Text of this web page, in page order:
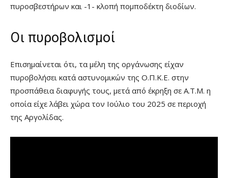
πυροσβεστήρων και -1- κλοπή πομποδέκτη διοδίων.
Οι πυροβολισμοί
Επισημαίνεται ότι, τα μέλη της οργάνωσης είχαν
πυροβολήσει κατά αστυνομικών της Ο.Π.Κ.Ε. στην
προσπάθεια διαφυγής τους, μετά από έκρηξη σε Α.Τ.Μ. η
οποία είχε λάβει χώρα τον Ιούλιο του 2025 σε περιοχή
της Αργολίδας.